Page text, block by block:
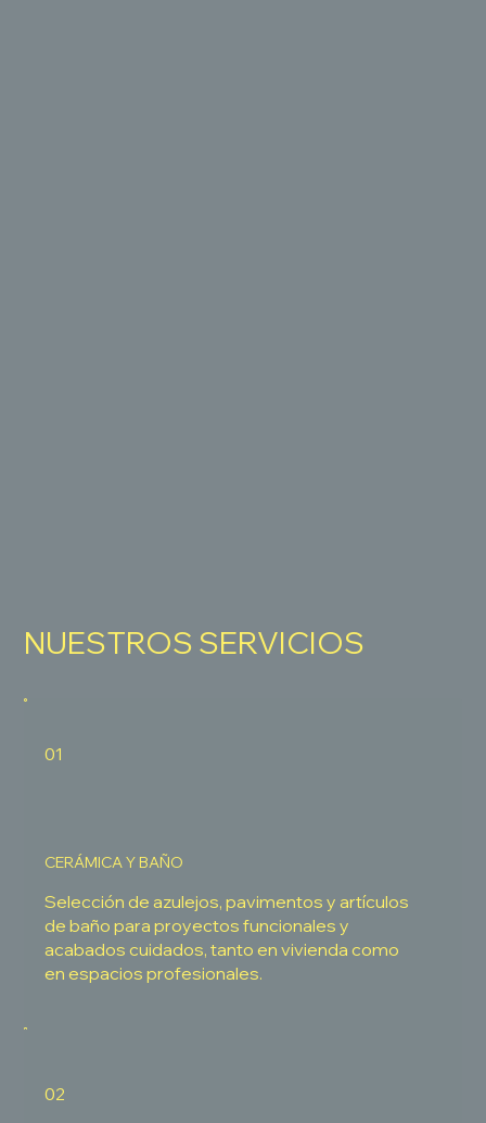
NUESTROS SERVICIOS
01
CERÁMICA Y BAÑO
Selección de azulejos, pavimentos y artículos
de baño para proyectos funcionales y
acabados cuidados, tanto en vivienda como
en espacios profesionales.
02